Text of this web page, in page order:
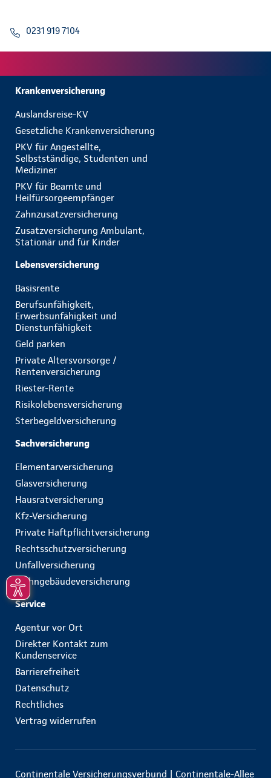
0231 919 7104
Krankenversicherung
Auslandsreise-KV
Gesetzliche Krankenversicherung
PKV für Angestellte,
Selbstständige, Studenten und
Mediziner
PKV für Beamte und
Heilfürsorgeempfänger
Zahnzusatzversicherung
Zusatzversicherung Ambulant,
Stationär und für Kinder
Lebensversicherung
Basisrente
Berufsunfähigkeit,
Erwerbsunfähigkeit und
Dienstunfähigkeit
Geld parken
Private Altersvorsorge /
Rentenversicherung
Riester-Rente
Risikolebensversicherung
Sterbegeldversicherung
Sachversicherung
Elementarversicherung
Glasversicherung
Hausratversicherung
Kfz-Versicherung
Private Haftpflichtversicherung
Rechtsschutzversicherung
Unfallversicherung
Wohngebäudeversicherung
Service
Agentur vor Ort
Direkter Kontakt zum
Kundenservice
Barrierefreiheit
Datenschutz
Rechtliches
Vertrag widerrufen
Continentale Versicherungsverbund | Continentale-Allee